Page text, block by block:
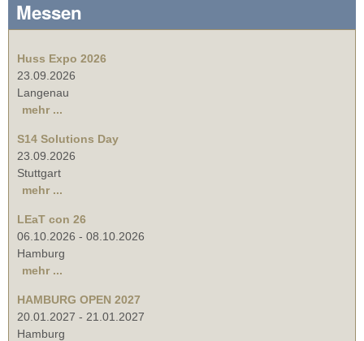
Messen
Huss Expo 2026
23.09.2026
Langenau
mehr ...
S14 Solutions Day
23.09.2026
Stuttgart
mehr ...
LEaT con 26
06.10.2026 - 08.10.2026
Hamburg
mehr ...
HAMBURG OPEN 2027
20.01.2027 - 21.01.2027
Hamburg